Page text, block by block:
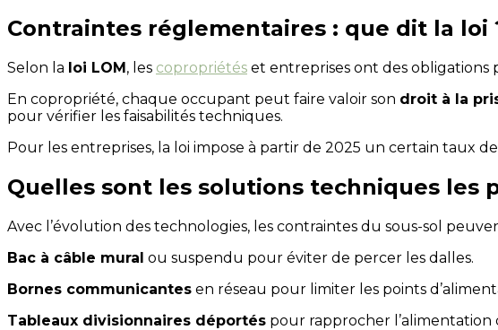
Contraintes réglementaires : que dit la loi
Selon la loi LOM, les copropriétés et entreprises ont des obligations
En copropriété, chaque occupant peut faire valoir son droit à la
pour vérifier les faisabilités techniques.
Pour les entreprises, la loi impose à partir de 2025 un certain taux
Quelles sont les solutions techniques les
Avec l’évolution des technologies, les contraintes du sous-sol
Bac à câble mural ou suspendu pour éviter de percer les dalles.
Bornes communicantes en réseau pour limiter les points
Tableaux divisionnaires déportés pour rapprocher l’alimentation